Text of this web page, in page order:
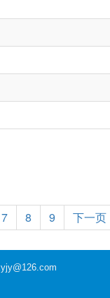
7 8 9 下一页